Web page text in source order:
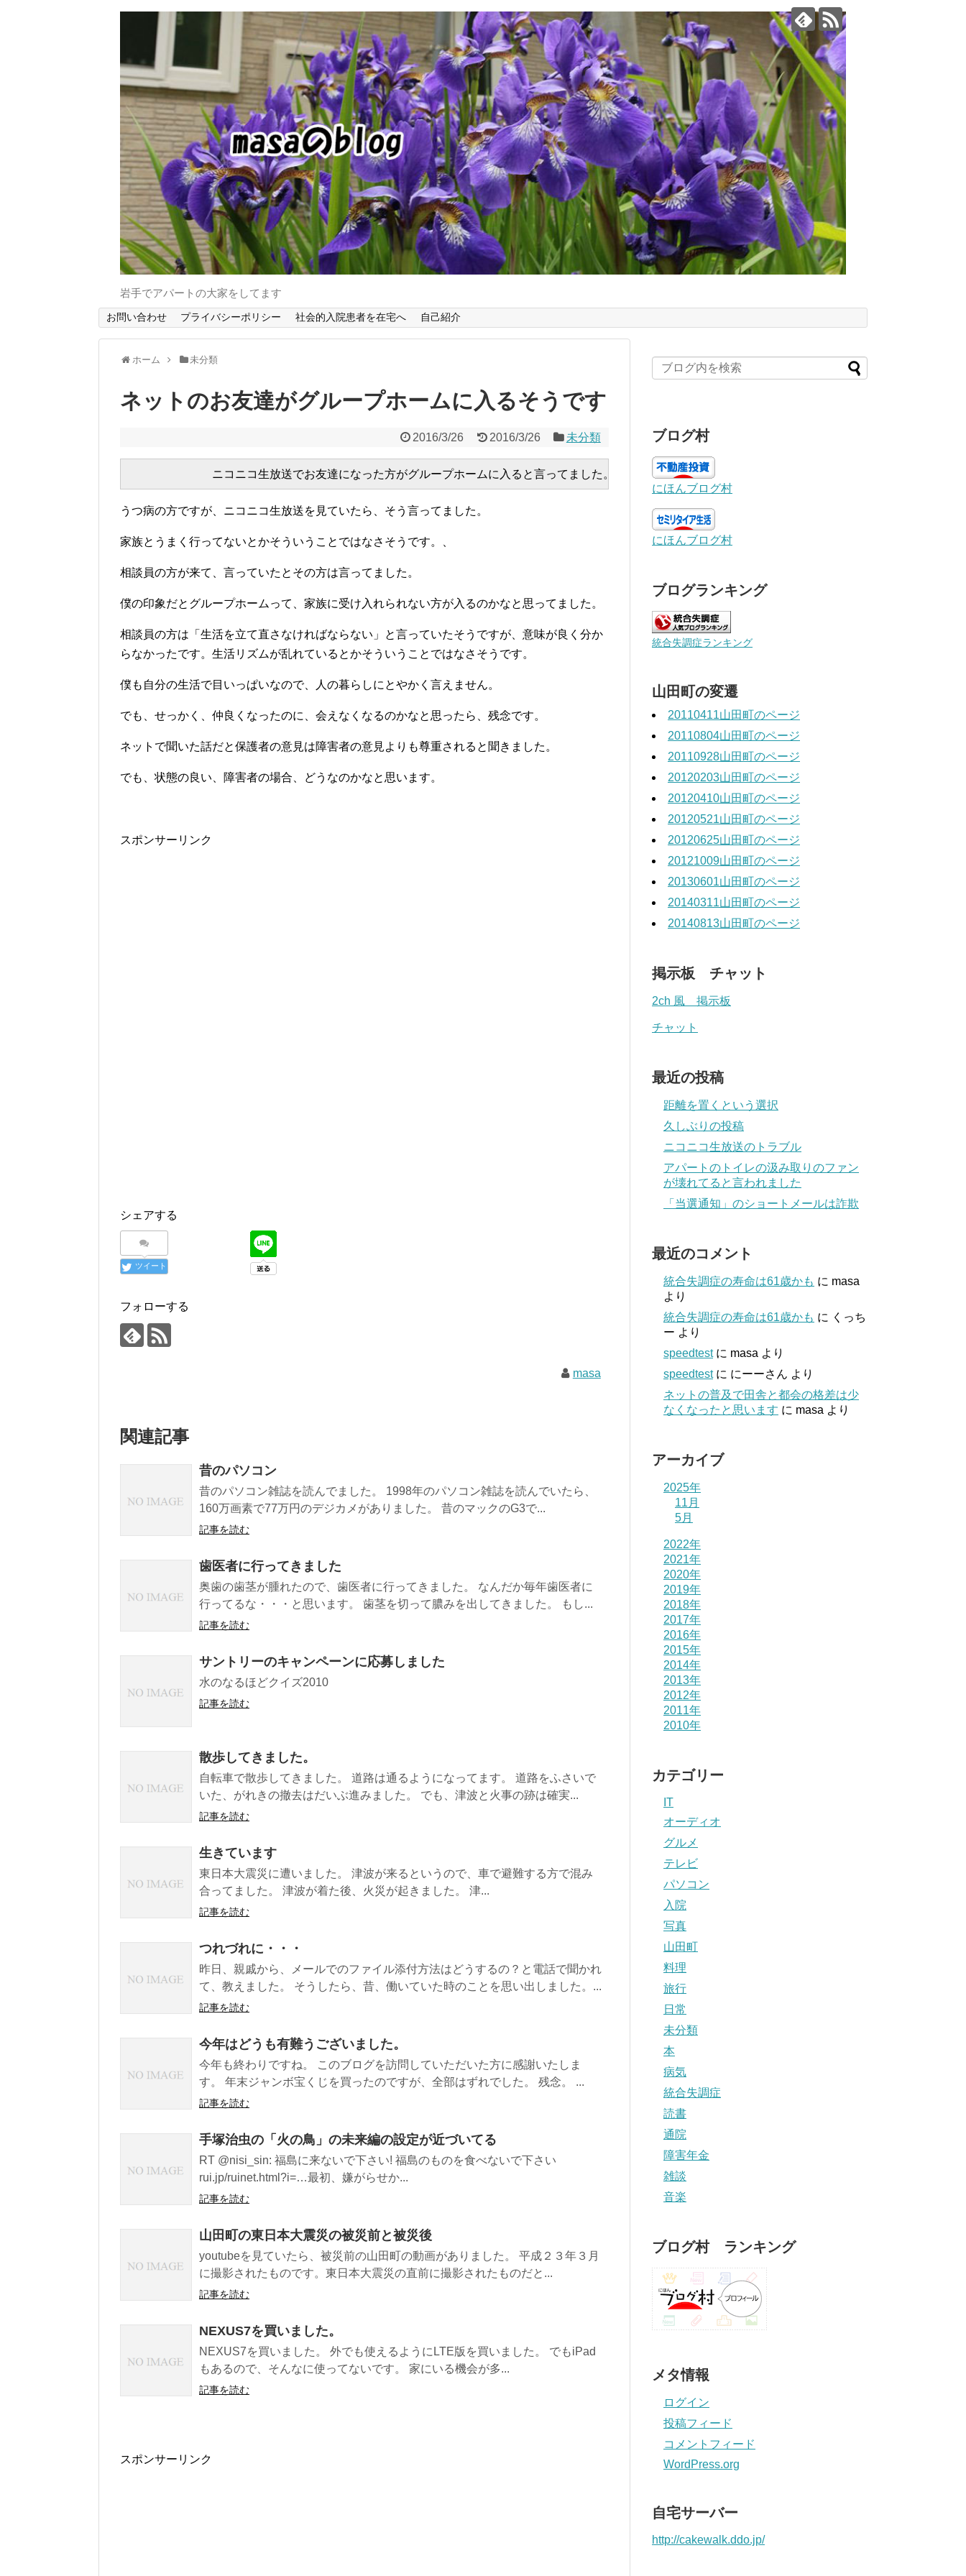
岩手でアパートの大家をしてます
お問い合わせ プライバシーポリシー 社会的入院患者を在宅へ 自己紹介
ホーム 未分類
ネットのお友達がグループホームに入るそうです
2016/3/26 2016/3/26 未分類
うつ病の方ですが、ニコニコ生放送を見ていたら、そう言ってました。
家族とうまく行ってないとかそういうことではなさそうです。、
相談員の方が来て、言っていたとその方は言ってました。
僕の印象だとグループホームって、家族に受け入れられない方が入るのかなと思ってました。
相談員の方は「生活を立て直さなければならない」と言っていたそうですが、意味が良く分か
らなかったです。生活リズムが乱れているとかそういうことではなさそうです。
僕も自分の生活で目いっぱいなので、人の暮らしにとやかく言えません。
でも、せっかく、仲良くなったのに、会えなくなるのかなと思ったら、残念です。
ネットで聞いた話だと保護者の意見は障害者の意見よりも尊重されると聞きました。
でも、状態の良い、障害者の場合、どうなのかなと思います。
スポンサーリンク
シェアする
ツイート
フォローする
masa
関連記事
昔のパソコン
昔のパソコン雑誌を読んでました。 1998年のパソコン雑誌を読んでいたら、
160万画素で77万円のデジカメがありました。 昔のマックのG3で...
記事を読む
歯医者に行ってきました
奥歯の歯茎が腫れたので、歯医者に行ってきました。 なんだか毎年歯医者に
行ってるな・・・と思います。 歯茎を切って膿みを出してきました。 もし...
記事を読む
サントリーのキャンペーンに応募しました
水のなるほどクイズ2010
記事を読む
散歩してきました。
自転車で散歩してきました。 道路は通るようになってます。 道路をふさいで
いた、がれきの撤去はだいぶ進みました。 でも、津波と火事の跡は確実...
記事を読む
生きています
東日本大震災に遭いました。 津波が来るというので、車で避難する方で混み
合ってました。 津波が着た後、火災が起きました。 津...
記事を読む
つれづれに・・・
昨日、親戚から、メールでのファイル添付方法はどうするの？と電話で聞かれ
て、教えました。 そうしたら、昔、働いていた時のことを思い出しました。...
記事を読む
今年はどうも有難うございました。
今年も終わりですね。 このブログを訪問していただいた方に感謝いたしま
す。 年末ジャンボ宝くじを買ったのですが、全部はずれでした。 残念。 ...
記事を読む
手塚治虫の「火の鳥」の未来編の設定が近づいてる
RT @nisi_sin: 福島に来ないで下さい! 福島のものを食べないで下さい
rui.jp/ruinet.html?i=…最初、嫌がらせか...
記事を読む
山田町の東日本大震災の被災前と被災後
youtubeを見ていたら、被災前の山田町の動画がありました。 平成２３年３月
に撮影されたものです。東日本大震災の直前に撮影されたものだと...
記事を読む
NEXUS7を買いました。
NEXUS7を買いました。 外でも使えるようにLTE版を買いました。 でもiPad
もあるので、そんなに使ってないです。 家にいる機会が多...
記事を読む
スポンサーリンク
ブログ村
にほんブログ村
にほんブログ村
ブログランキング
統合失調症ランキング
山田町の変遷
20110411山田町のページ
20110804山田町のページ
20110928山田町のページ
20120203山田町のページ
20120410山田町のページ
20120521山田町のページ
20120625山田町のページ
20121009山田町のページ
20130601山田町のページ
20140311山田町のページ
20140813山田町のページ
掲示板 チャット
2ch 風 掲示板
チャット
最近の投稿
距離を置くという選択
久しぶりの投稿
ニコニコ生放送のトラブル
アパートのトイレの汲み取りのファン
が壊れてると言われました
「当選通知」のショートメールは詐欺
最近のコメント
統合失調症の寿命は61歳かも に masa
より
統合失調症の寿命は61歳かも に くっち
ー より
speedtestに masa より
speedtestに にーーさん より
ネットの普及で田舎と都会の格差は少
なくなったと思います に masa より
アーカイブ
2025年
11月
5月
2022年
2021年
2020年
2019年
2018年
2017年
2016年
2015年
2014年
2013年
2012年
2011年
2010年
カテゴリー
IT
オーディオ
グルメ
テレビ
パソコン
入院
写真
山田町
料理
旅行
日常
未分類
本
病気
統合失調症
読書
通院
障害年金
雑談
音楽
ブログ村 ランキング
メタ情報
ログイン
投稿フィード
コメントフィード
WordPress.org
自宅サーバー
http://cakewalk.ddo.jp/